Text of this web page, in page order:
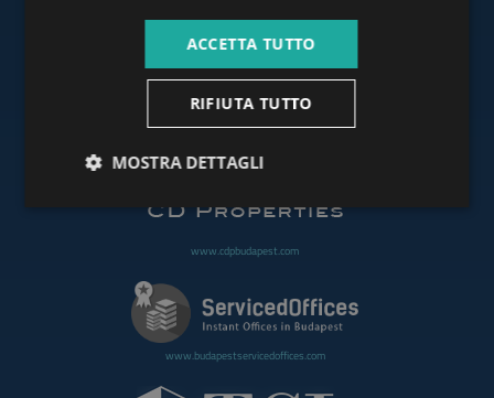
www.budapestoffices.net
www.budapestpropertysellers.com
www.cdpbudapest.com
www.budapestservicedoffices.com
ACCETTA TUTTO
RIFIUTA TUTTO
MOSTRA DETTAGLI